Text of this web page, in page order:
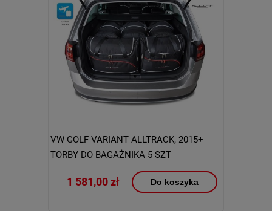
VW GOLF VARIANT ALLTRACK, 2015+
TORBY DO BAGAŻNIKA 5 SZT
1 581,00 zł Do koszyka